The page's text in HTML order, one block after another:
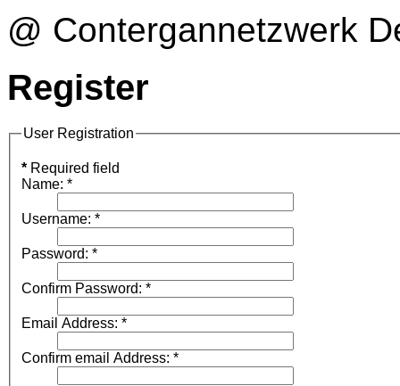
@ Contergannetzwerk
Register
User Registration
* Required field
Name: *
Username: *
Password: *
Confirm Password: *
Email Address: *
Confirm email Address: *